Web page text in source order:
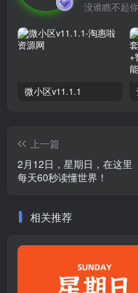
微小区v11.1.1
上一篇
2月12日，星期日，在这里
每天60秒读懂世界！
相关推荐